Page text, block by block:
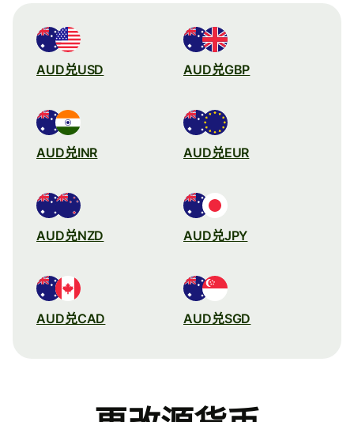
AUD兑USD AUD兑GBP
AUD兑INR AUD兑EUR
AUD兑NZD AUD兑JPY
AUD兑CAD AUD兑SGD